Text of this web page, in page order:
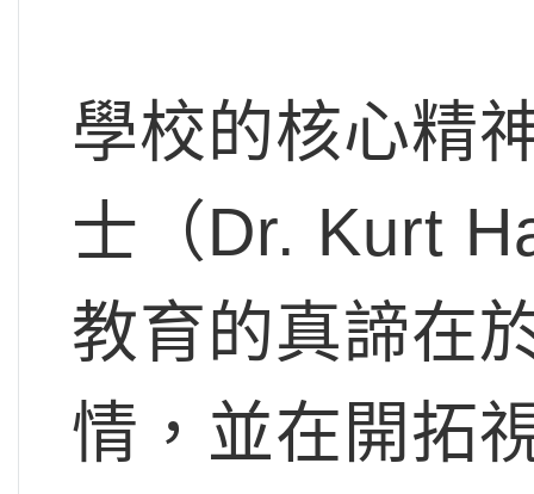
學校的核心精
士（Dr. Kurt
教育的真諦在
情，並在開拓